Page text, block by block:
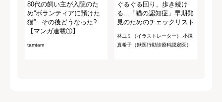
80代の飼い主が入院のた
め“ボランティアに預けた
猫”...その後どうなった?
【マンガ連載①】
tamtam
ぐるぐる回り、歩き続け
る...「猫の認知症」早期発
見のためのチェックリスト
林ユミ（イラストレーター）,小澤
真希子（獣医行動診療科認定医）